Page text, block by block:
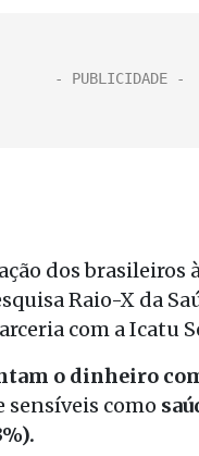
dos brasileiros
Raio-X da
com a Icatu
o dinheiro
como